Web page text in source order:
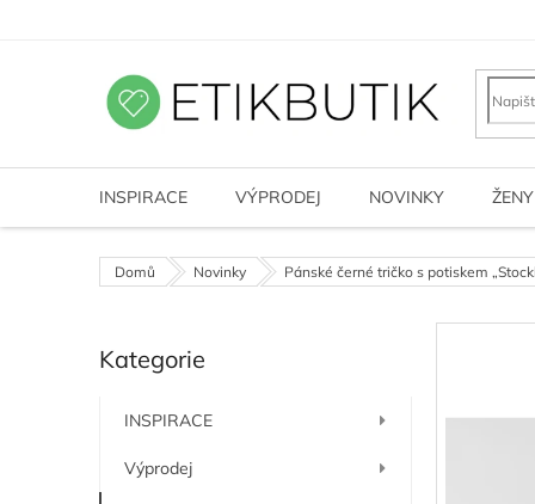
INSPIRACE VÝPRODEJ NOVINKY ŽENY
Domů Novinky Pánské černé tričko s potiskem
o
n
Přeskočit
kategorie
Kategorie
INSPIRACE
Výprodej